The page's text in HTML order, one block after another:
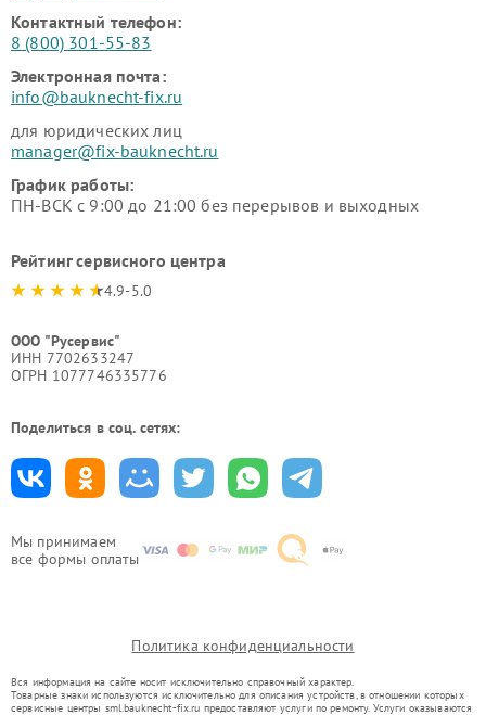
Мы принимаем
все формы оплаты
Контактный телефон:
8 (800) 301-55-83
Электронная почта:
info@bauknecht-fix.ru
для юридических лиц
manager@fix-bauknecht.ru
График работы:
ПН-ВСК с 9:00 до 21:00 без перерывов и выходных
Рейтинг сервисного центра
4.9-5.0
ООО "Русервис"
ИНН 7702633247
ОГРН 1077746335776
Поделиться в соц. сетях:
Политика конфиденциальности
Вся информация на сайте носит исключительно справочный характер.
Товарные знаки используются исключительно для описания устройств, в отношении которых
сервисные центры sml.bauknecht-fix.ru предоставляют услуги по ремонту. Услуги оказываются